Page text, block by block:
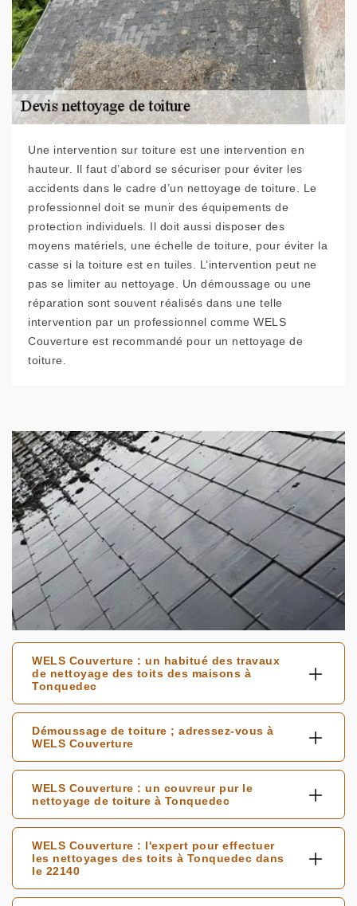
Une intervention sur toiture est une intervention en
hauteur. Il faut d’abord se sécuriser pour éviter les
accidents dans le cadre d’un nettoyage de toiture. Le
professionnel doit se munir des équipements de
protection individuels. Il doit aussi disposer des
moyens matériels, une échelle de toiture, pour éviter la
casse si la toiture est en tuiles. L’intervention peut ne
pas se limiter au nettoyage. Un démoussage ou une
réparation sont souvent réalisés dans une telle
intervention par un professionnel comme WELS
Couverture est recommandé pour un nettoyage de
toiture.
WELS Couverture : un habitué des travaux
de nettoyage des toits des maisons à
Tonquedec
Démoussage de toiture ; adressez-vous à
WELS Couverture
WELS Couverture : un couvreur pur le
nettoyage de toiture à Tonquedec
WELS Couverture : l'expert pour effectuer
les nettoyages des toits à Tonquedec dans
le 22140